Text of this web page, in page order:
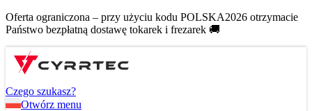
Oferta ograniczona – przy użyciu kodu POLSKA2026 otrzymacie
Państwo bezpłatną dostawę tokarek i frezarek 🚚
Czego szukasz?
Otwórz menu